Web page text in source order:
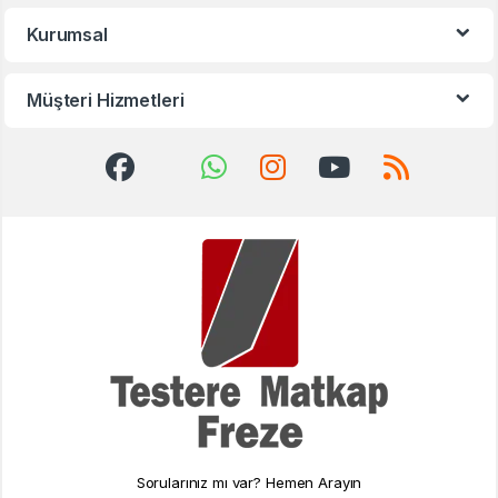
Kurumsal
Müşteri Hizmetleri
Sorularınız mı var? Hemen Arayın